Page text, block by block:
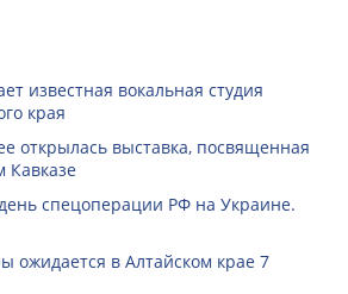
известная вокальная студия
края
открылась выставка, посвященная
Кавказе
спецоперации РФ на Украине.
ожидается в Алтайском крае 7